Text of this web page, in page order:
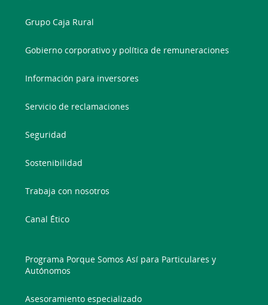
Grupo Caja Rural
Gobierno corporativo y política de remuneraciones
Información para inversores
Servicio de reclamaciones
Seguridad
Sostenibilidad
Trabaja con nosotros
Canal Ético
Programa Porque Somos Así para Particulares y
Autónomos
Asesoramiento especializado